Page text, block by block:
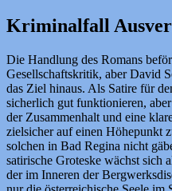
Kriminalfall
Die Handlung des Romans
Gesellschaftskritik, aber David
das Ziel hinaus. Als Satire für
sicherlich gut funktionieren,
der Zusammenhalt und eine
zielsicher auf einen Höhepunkt
solchen in Bad Regina nicht
satirische Groteske wächst sich
der im Inneren der